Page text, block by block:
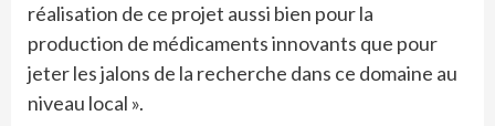
réalisation de ce projet aussi bien pour la
production de médicaments innovants que pour
jeter les jalons de la recherche dans ce domaine au
niveau local ».